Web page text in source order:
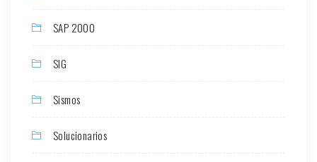
SAP 2000
SIG
Sismos
Solucionarios